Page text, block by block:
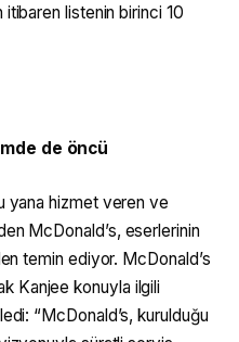
itibaren listenin birinci 10
de öncü
yana hizmet veren ve
McDonald’s, eserlerinin
temin ediyor. McDonald’s
Kanjee konuyla ilgili
“McDonald’s, kurulduğu